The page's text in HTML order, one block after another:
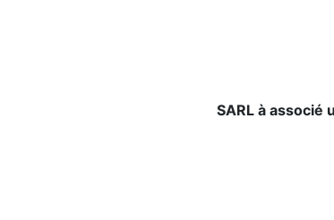
SARL à associé